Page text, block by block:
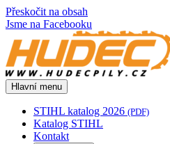
Přeskočit na obsah
Jsme na Facebooku
Hlavní menu
STIHL katalog 2026 (PDF)
Katalog STIHL
Kontakt